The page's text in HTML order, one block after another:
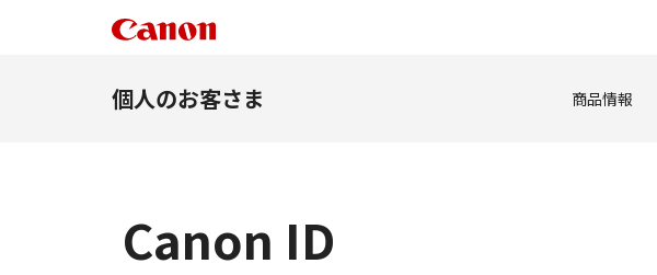
個人のお客さま 商品情報
Canon ID